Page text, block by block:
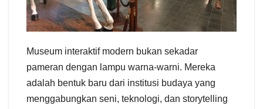
Museum interaktif modern bukan sekadar
pameran dengan lampu warna-warni. Mereka
adalah bentuk baru dari institusi budaya yang
menggabungkan seni, teknologi, dan storytelling